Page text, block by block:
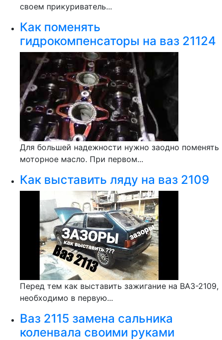
своем прикуриватель...
Как поменять
гидрокомпенсаторы на ваз 21124
Для большей надежности нужно заодно поменять
моторное масло. При первом...
Как выставить ляду на ваз 2109
Перед тем как выставить зажигание на ВАЗ-2109,
необходимо в первую...
Ваз 2115 замена сальника
коленвала своими руками